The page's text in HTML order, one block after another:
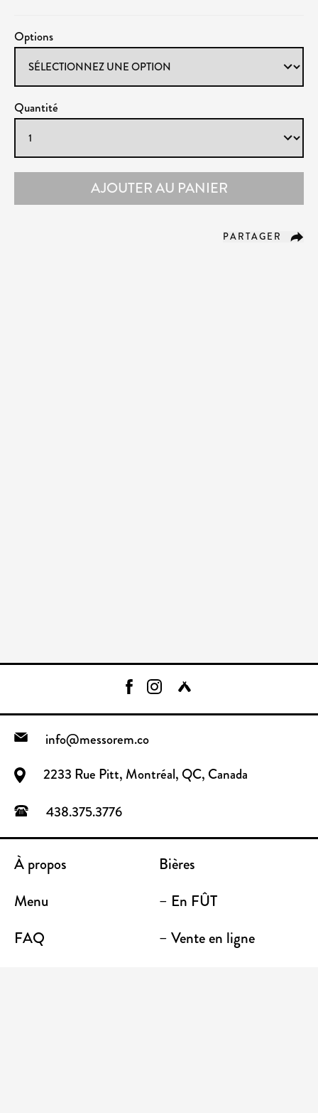
Options
Quantité
AJOUTER AU PANIER
PARTAGER
info@messorem.co
2233 Rue Pitt, Montréal, QC, Canada
438.375.3776
À propos
Bières
Menu
– En FÛT
FAQ
– Vente en ligne